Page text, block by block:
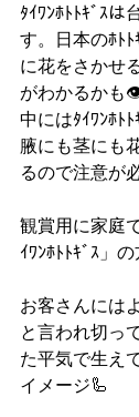
ﾀｲﾜﾝﾎﾄﾄｷﾞｽは
す。日本のﾎﾄ
に花をさかせ
がわかるか
中にはﾀｲﾜﾝﾎﾄ
腋にも茎にも
るので注意が
観賞用に家庭
ｲﾜﾝﾎﾄﾄｷﾞｽ」
お客さんには
と言われ切っ
た平気で生え
イメージ🦾